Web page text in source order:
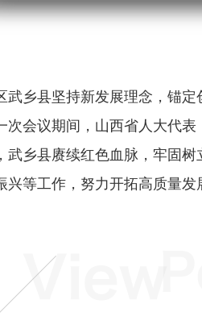
武乡县坚持新发展理念，锚
次会议期间，山西省人大代
武乡县赓续红色血脉，牢固树
等工作，努力开拓高质量发